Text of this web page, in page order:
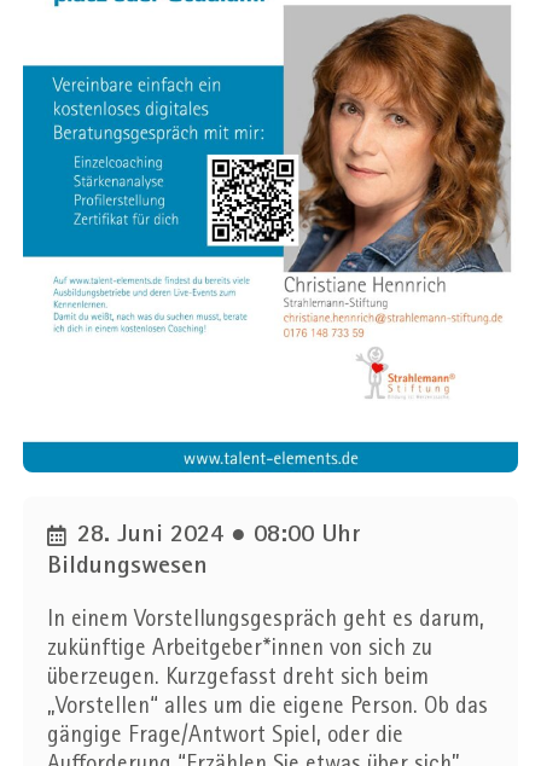
28. Juni 2024 ● 08:00 Uhr
Bildungswesen
In einem Vorstellungsgespräch geht es darum,
zukünftige Arbeitgeber*innen von sich zu
überzeugen. Kurzgefasst dreht sich beim
„Vorstellen“ alles um die eigene Person. Ob das
gängige Frage/Antwort Spiel, oder die
Unternehmen
Ort
Ortsfilter anwenden
Entfernung in km